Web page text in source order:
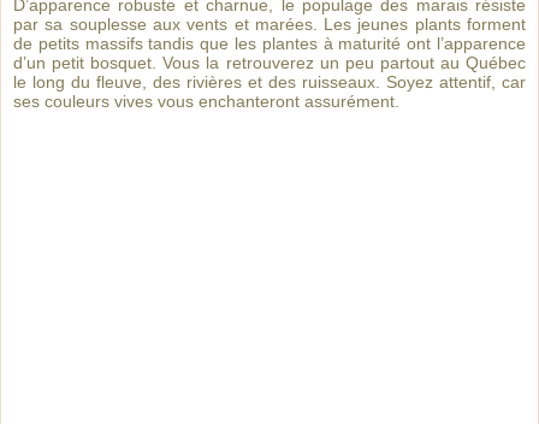
D’apparence robuste et charnue, le populage des marais résiste
par sa souplesse aux vents et marées. Les jeunes plants forment
de petits massifs tandis que les plantes à maturité ont l’apparence
d’un petit bosquet. Vous la retrouverez un peu partout au Québec
le long du fleuve, des rivières et des ruisseaux. Soyez attentif, car
ses couleurs vives vous enchanteront assurément.